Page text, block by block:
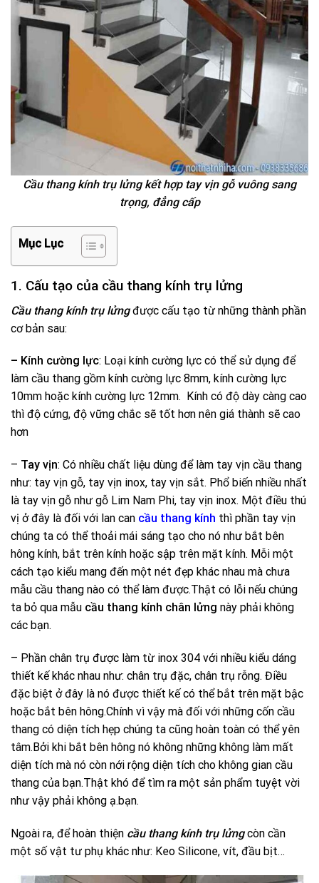
Cầu thang kính trụ lửng kết hợp tay vịn gỗ vuông sang
trọng, đẳng cấp
Mục Lục
1. Cấu tạo của cầu thang kính trụ lửng
Cầu thang kính trụ lửngđược cấu tạo từ những thành phần
cơ bản sau:
– Kính cường lực: Loại kính cường lực có thể sử dụng để
làm cầu thang gồm kính cường lực 8mm, kính cường lực
10mm hoặc kính cường lực 12mm. Kính có độ dày càng cao
thì độ cứng, độ vững chắc sẽ tốt hơn nên giá thành sẽ cao
hơn
– Tay vịn: Có nhiều chất liệu dùng để làm tay vịn cầu thang
như: tay vịn gỗ, tay vịn inox, tay vịn sắt. Phổ biến nhiều nhất
là tay vịn gỗ như gỗ Lim Nam Phi, tay vịn inox. Một điều thú
vị ở đây là đối với lan can cầu thang kính thì phần tay vịn
chúng ta có thể thoải mái sáng tạo cho nó như bắt bên
hông kính, bắt trên kính hoặc sập trên mặt kính. Mỗi một
cách tạo kiểu mang đến một nét đẹp khác nhau mà chưa
mẫu cầu thang nào có thể làm được.Thật có lỗi nếu chúng
ta bỏ qua mẫu cầu thang kính chân lửng này phải không
các bạn.
– Phần chân trụ được làm từ inox 304 với nhiều kiểu dáng
thiết kế khác nhau như: chân trụ đặc, chân trụ rỗng. Điều
đặc biệt ở đây là nó được thiết kế có thể bắt trên mặt bậc
hoặc bắt bên hông.Chính vì vậy mà đối với những cốn cầu
thang có diện tích hẹp chúng ta cũng hoàn toàn có thể yên
tâm.Bởi khi bắt bên hông nó không những không làm mất
diện tích mà nó còn nới rộng diện tích cho không gian cầu
thang của bạn.Thật khó để tìm ra một sản phẩm tuyệt vời
như vậy phải không ạ.bạn.
Ngoài ra, để hoàn thiện cầu thang kính trụ lửngcòn cần
một số vật tư phụ khác như: Keo Silicone, vít, đầu bịt…